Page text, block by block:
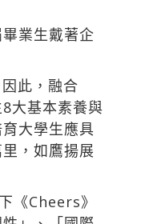
業生戴著企
此，融合
大基本素養與
大學生應具
，如鷹揚展
《Cheers》